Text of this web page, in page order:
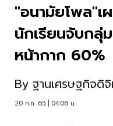
"อนามัยโพล"เ
นักเรียนจับกลุ่
หน้ากาก 60%
By ฐานเศรษฐกิจดิ
20 ก.ค. 65 | 04:08 น.